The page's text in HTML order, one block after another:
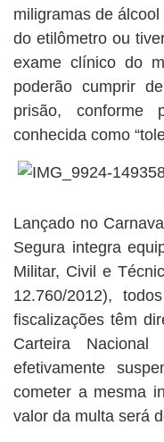
miligramas de
do etilômetro ou
exame clínico do
poderão cumprir
prisão, conforme
conhecida como
Lançado no
Segura integra
Militar, Civil e
12.760/2012),
fiscalizações têm
Carteira
efetivamente
cometer a mesma
valor da multa será